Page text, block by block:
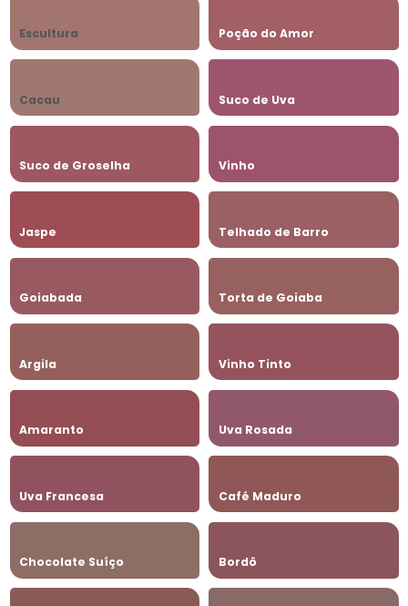
Escultura Poção do Amor
Cacau Suco de Uva
Suco de Groselha Vinho
Jaspe Telhado de Barro
Goiabada Torta de Goiaba
Argila Vinho Tinto
Amaranto Uva Rosada
Uva Francesa Café Maduro
Chocolate Suíço Bordô